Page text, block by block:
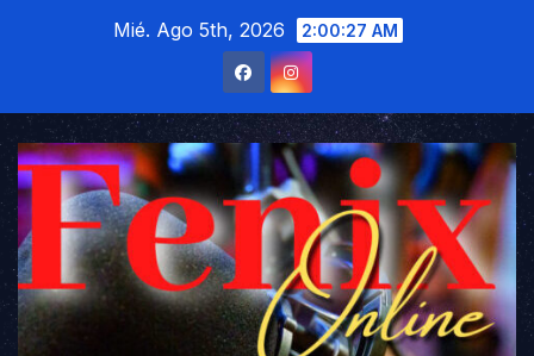
Mié. Ago 5th, 2026 2:00:28 AM